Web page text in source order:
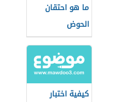
ما هو احتقان
الحوض
كيفية اختبار